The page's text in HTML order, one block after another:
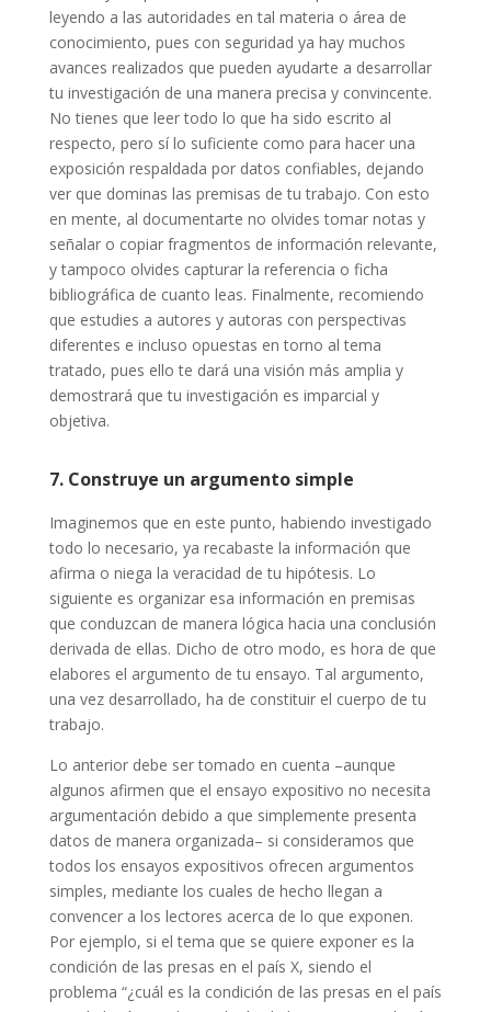
leyendo a las autoridades en tal materia o área de
conocimiento, pues con seguridad ya hay muchos
avances realizados que pueden ayudarte a desarrollar
tu investigación de una manera precisa y convincente.
No tienes que leer todo lo que ha sido escrito al
respecto, pero sí lo suficiente como para hacer una
exposición respaldada por datos confiables, dejando
ver que dominas las premisas de tu trabajo. Con esto
en mente, al documentarte no olvides tomar notas y
señalar o copiar fragmentos de información relevante,
y tampoco olvides capturar la referencia o ficha
bibliográfica de cuanto leas. Finalmente, recomiendo
que estudies a autores y autoras con perspectivas
diferentes e incluso opuestas en torno al tema
tratado, pues ello te dará una visión más amplia y
demostrará que tu investigación es imparcial y
objetiva.
7. Construye un argumento simple
Imaginemos que en este punto, habiendo investigado
todo lo necesario, ya recabaste la información que
afirma o niega la veracidad de tu hipótesis. Lo
siguiente es organizar esa información en premisas
que conduzcan de manera lógica hacia una conclusión
derivada de ellas. Dicho de otro modo, es hora de que
elabores el argumento de tu ensayo. Tal argumento,
una vez desarrollado, ha de constituir el cuerpo de tu
trabajo.
Lo anterior debe ser tomado en cuenta –aunque
algunos afirmen que el ensayo expositivo no necesita
argumentación debido a que simplemente presenta
datos de manera organizada– si consideramos que
todos los ensayos expositivos ofrecen argumentos
simples, mediante los cuales de hecho llegan a
convencer a los lectores acerca de lo que exponen.
Por ejemplo, si el tema que se quiere exponer es la
condición de las presas en el país X, siendo el
problema “¿cuál es la condición de las presas en el país